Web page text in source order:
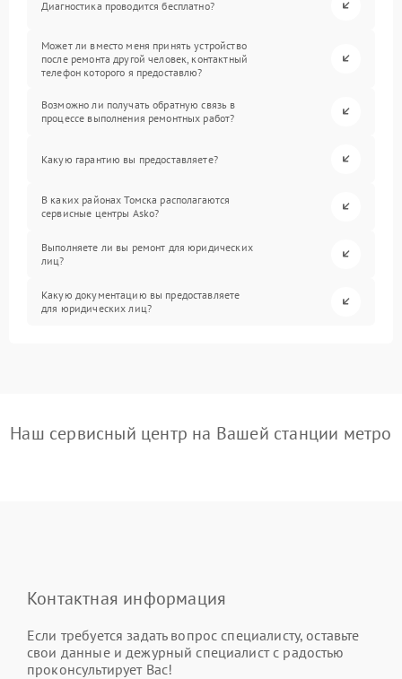
Диагностика проводится бесплатно?
Может ли вместо меня принять устройство
после ремонта другой человек, контактный
телефон которого я предоставлю?
Возможно ли получать обратную связь в
процессе выполнения ремонтных работ?
Какую гарантию вы предоставляете?
В каких районах Томска располагаются
сервисные центры Asko?
Выполняете ли вы ремонт для юридических
лиц?
Какую документацию вы предоставляете
для юридических лиц?
Наш сервисный центр на Вашей станции метро
Контактная информация
Если требуется задать вопрос специалисту, оставьте
свои данные и дежурный специалист с радостью
проконсультирует Вас!